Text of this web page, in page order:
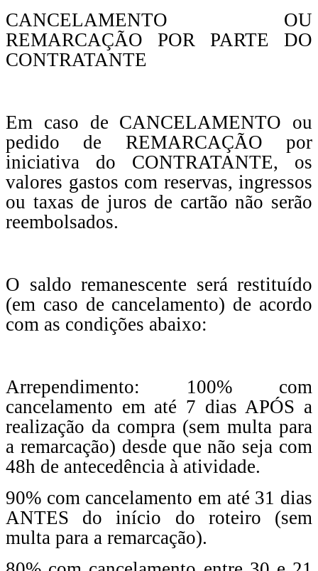
CANCELAMENTO OU
REMARCAÇÃO POR PARTE DO
CONTRATANTE
Em caso de CANCELAMENTO ou
pedido de REMARCAÇÃO por
iniciativa do CONTRATANTE, os
valores gastos com reservas, ingressos
ou taxas de juros de cartão não serão
reembolsados.
O saldo remanescente será restituído
(em caso de cancelamento) de acordo
com as condições abaixo:
Arrependimento: 100% com
cancelamento em até 7 dias APÓS a
realização da compra (sem multa para
a remarcação) desde que não seja com
48h de antecedência à atividade.
90% com cancelamento em até 31 dias
ANTES do início do roteiro (sem
multa para a remarcação).